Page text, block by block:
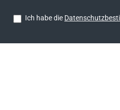
Ich habe die